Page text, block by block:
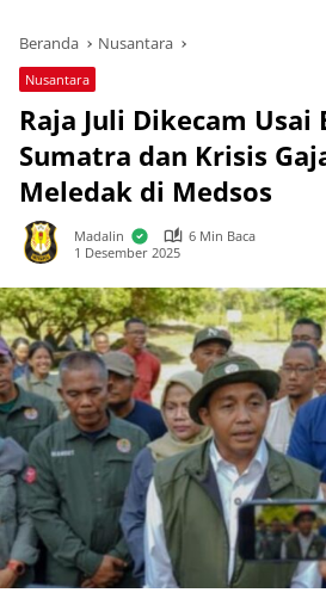
Beranda Nusantara
Nusantara
Raja Juli Dikecam Usai
Sumatra dan Krisis
Meledak di Medsos
Madalin
6 Min Baca
1 Desember 2025